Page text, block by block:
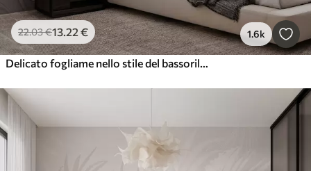
22.03€13.22 € 1.6k
Delicato fogliame nello stile del bassorilievo